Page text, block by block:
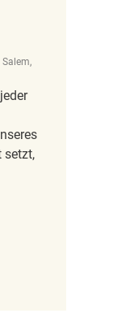
Ort
Salem,
setzt,